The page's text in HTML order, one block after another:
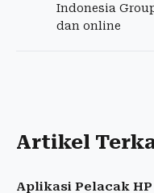
Indonesia
dan online
Artikel
Aplikasi Pelacak